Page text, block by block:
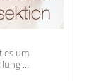
es um
...